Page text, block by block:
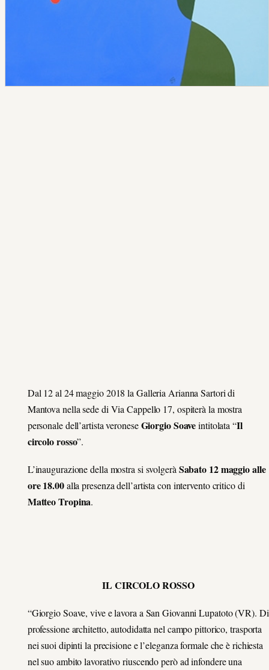
Dal 12 al 24 maggio 2018 la Galleria Arianna Sartori di
Mantova nella sede di Via Cappello 17, ospiterà la mostra
personale dell’artista veroneseGiorgio Soaveintitolata “Il
circolo rosso”.
L’inaugurazione della mostra si svolgerà Sabato 12 maggio alle
ore 18.00alla presenza dell’artista con intervento critico di
Matteo Tropina.
IL CIRCOLO ROSSO
“Giorgio Soave, vive e lavora a San Giovanni Lupatoto (VR). Di
professione architetto, autodidatta nel campo pittorico, trasporta
nei suoi dipinti la precisione e l’eleganza formale che è richiesta
nel suo ambito lavorativo riuscendo però ad infondere una